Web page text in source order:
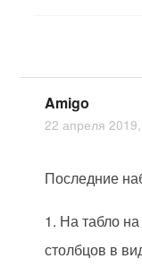
Amigo
22 апреля
Последние
1. На табло
столбцов в